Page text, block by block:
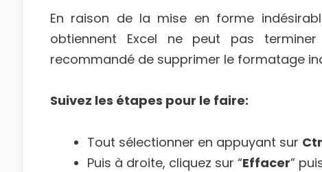
En raison de la mise en forme
obtiennent Excel ne peut pas
recommandé de supprimer le formatage
Suivez les étapes pour le faire:
Tout sélectionner en appuyant sur
Puis à droite, cliquez sur “Effacer”